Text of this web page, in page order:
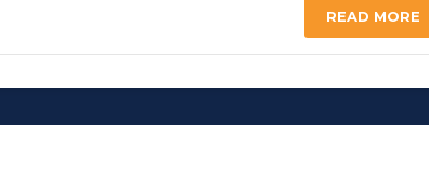
READ MORE